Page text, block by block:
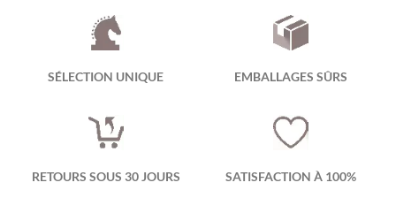
SÉLECTION UNIQUE EMBALLAGES SÛRS
RETOURS SOUS 30 JOURS SATISFACTION À 100%